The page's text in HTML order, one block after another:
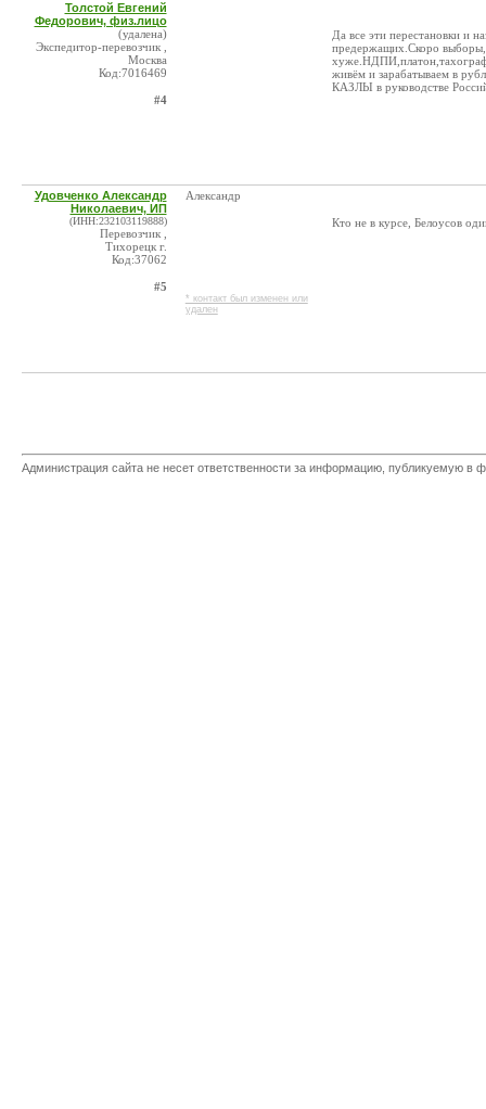
Толстой Евгений
Федорович, физ.лицо
(удалена)
Экспедитор-перевозчик ,
Москва
Код:7016469
#4
Да все эти перестановки и
предержащих.Скоро
живём и зарабатываем в
КАЗЛЫ в руководстве
Удовченко Александр
Николаевич, ИП
(ИНН:232103119888)
Перевозчик ,
Тихорецк г.
Код:37062
#5
Александр
* контакт был изменен или
удален
Кто не в курсе, Белоусов
Администрация сайта не несет ответственности за информацию, публикуемую